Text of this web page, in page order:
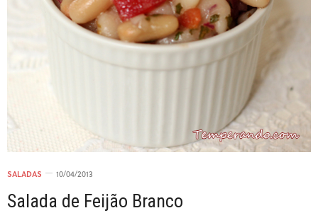
SALADAS 10/04/2013
Salada de Feijão Branco